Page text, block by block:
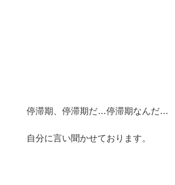
停滞期、停滞期だ…停滞期なんだ…
自分に言い聞かせております。